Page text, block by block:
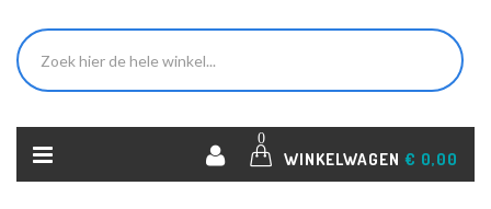
0
WINKELWAGEN € 0,00